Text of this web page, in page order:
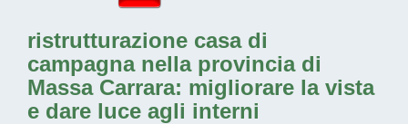
ristrutturazione casa di
campagna nella provincia di
Massa Carrara: migliorare la vista
e dare luce agli interni